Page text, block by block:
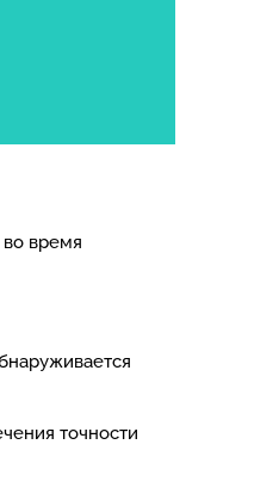
время
точности